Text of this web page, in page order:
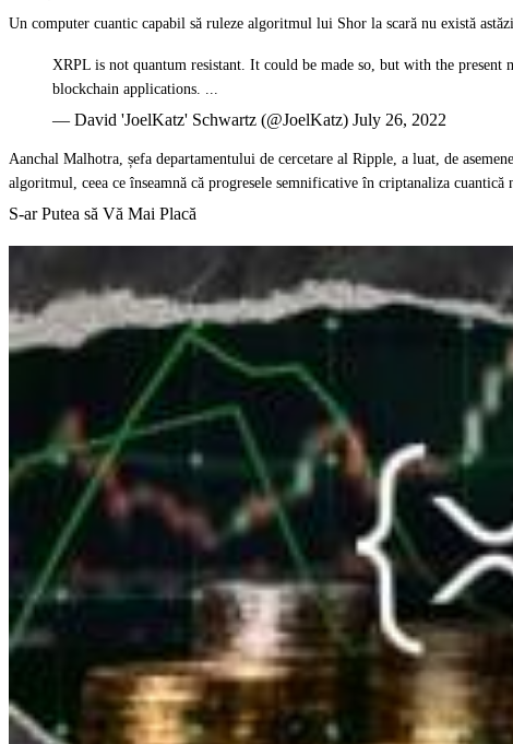
Un computer cuantic capabil să ruleze algoritmul lui Shor la scară nu există
XRPL is not quantum resistant. It could be made so, but with the
blockchain applications. ...
— David 'JoelKatz' Schwartz (@JoelKatz) July 26, 2022
Aanchal Malhotra, șefa departamentului de cercetare al Ripple, a luat, de
algoritmul, ceea ce înseamnă că progresele semnificative în criptanaliza
S-ar Putea să Vă Mai Placă